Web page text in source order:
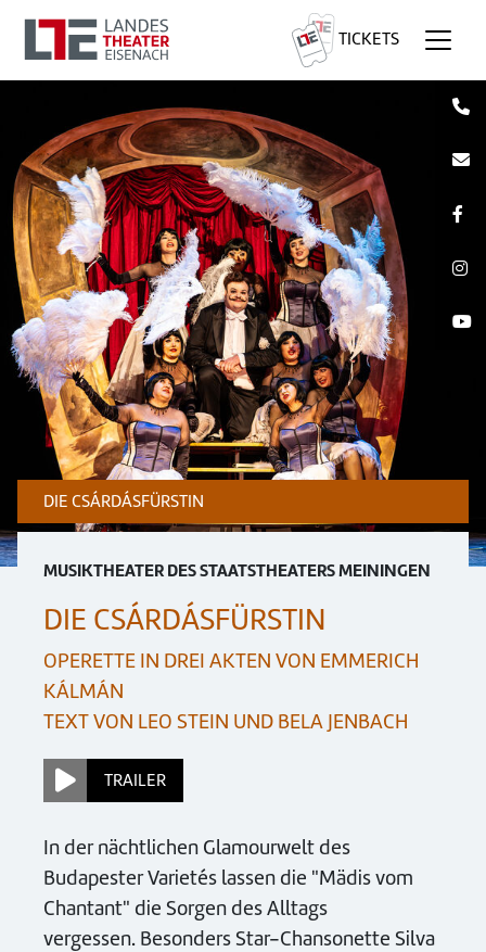
TICKETS
DIE CSÁRDÁSFÜRSTIN
MUSIKTHEATER DES STAATSTHEATERS MEININGEN
DIE CSÁRDÁSFÜRSTIN
OPERETTE IN DREI AKTEN VON EMMERICH
KÁLMÁN
TEXT VON LEO STEIN UND BELA JENBACH
TRAILER
In der nächtlichen Glamourwelt des
Budapester Varietés lassen die "Mädis vom
Chantant" die Sorgen des Alltags
vergessen. Besonders Star-Chansonette Silva